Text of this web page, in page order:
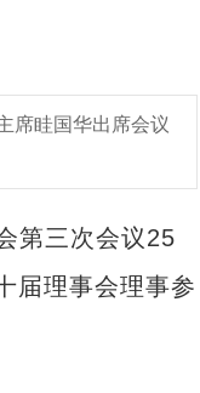
席眭国华出席会议
第三次会议25
届理事会理事参